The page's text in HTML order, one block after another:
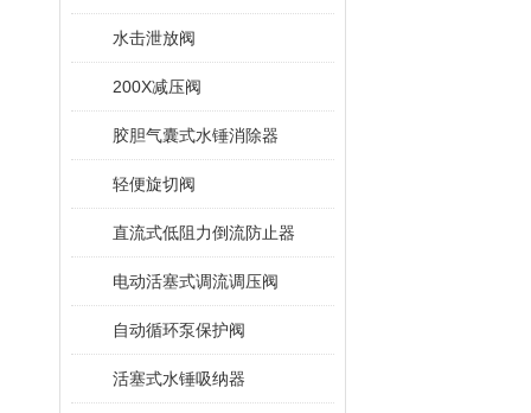
水击泄放阀
200X减压阀
胶胆气囊式水锤消除器
轻便旋切阀
直流式低阻力倒流防止器
电动活塞式调流调压阀
自动循环泵保护阀
活塞式水锤吸纳器